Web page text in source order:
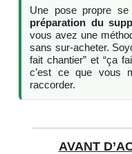
Une pose propre
préparation du
vous avez une
sans sur-acheter.
fait chantier” et “ça
c’est ce que vous
raccorder.
AVANT